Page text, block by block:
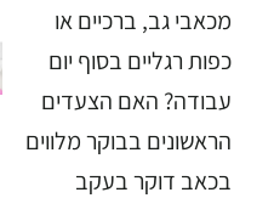
מכאבי גב, ברכיים או
כפות רגליים בסוף יום
עבודה? האם הצעדים
הראשונים בבוקר מלווים
בכאב דוקר בעקב